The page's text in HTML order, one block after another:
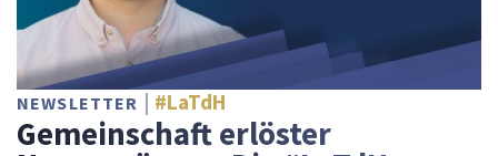
NEWSLETTER #LaTdH
Gemeinschaft erlöster